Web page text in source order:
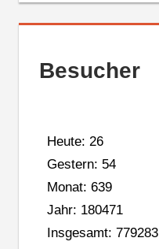
Besucher
Heute: 26
Gestern: 54
Monat: 639
Jahr: 180471
Insgesamt: 779283